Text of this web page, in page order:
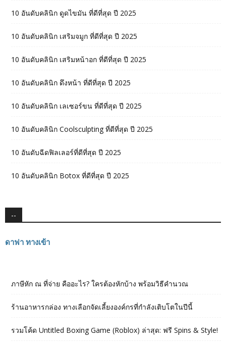
10 อันดับคลินิก ดูดไขมัน ที่ดีที่สุด ปี 2025
10 อันดับคลินิก เสริมจมูก ที่ดีที่สุด ปี 2025
10 อันดับคลินิก เสริมหน้าอก ที่ดีที่สุด ปี 2025
10 อันดับคลินิก ดึงหน้า ที่ดีที่สุด ปี 2025
10 อันดับคลินิก เลเซอร์ขน ที่ดีที่สุด ปี 2025
10 อันดับคลินิก Coolsculpting ที่ดีที่สุด ปี 2025
10 อันดับฉีดฟิลเลอร์ที่ดีที่สุด ปี 2025
10 อันดับคลินิก Botox ที่ดีที่สุด ปี 2025
--
ดาฟา ทางเข้า
ภาษีหัก ณ ที่จ่าย คืออะไร? ใครต้องหักบ้าง พร้อมวิธีคำนวณ
ร้านอาหารกล่อง ทางเลือกจัดเลี้ยงองค์กรที่กำลังเติบโตในปีนี้
รวมโค้ด Untitled Boxing Game (Roblox) ล่าสุด: ฟรี Spins & Style!